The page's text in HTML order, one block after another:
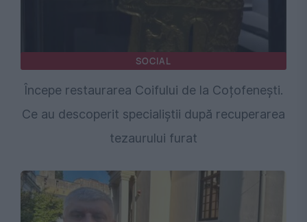
SOCIAL
Începe restaurarea Coifului de la Coțofenești.
Ce au descoperit specialiștii după recuperarea
tezaurului furat